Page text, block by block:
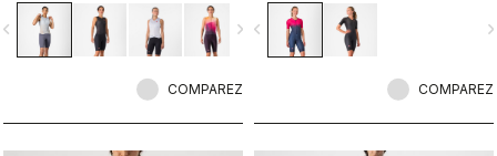
navigate_next
COMPAREZ
doivent faire attention à leur budget.
navigate_before
COMPAREZ